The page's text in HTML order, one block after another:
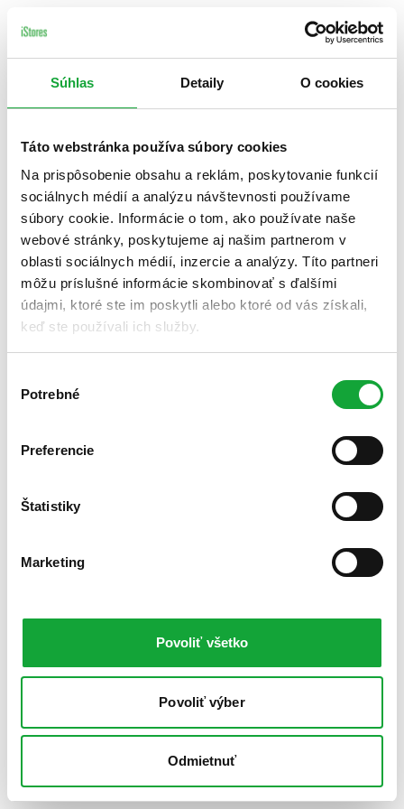
Súhlas Detaily O cookies
Táto webstránka používa súbory cookies
Na prispôsobenie obsahu a reklám, poskytovanie funkcií
sociálnych médií a analýzu návštevnosti používame
súbory cookie. Informácie o tom, ako používate naše
webové stránky, poskytujeme aj našim partnerom v
oblasti sociálnych médií, inzercie a analýzy. Títo partneri
môžu príslušné informácie skombinovať s ďalšími
údajmi, ktoré ste im poskytli alebo ktoré od vás získali,
keď ste používali ich služby.
súhlasu
Potrebné
Preferencie
Štatistiky
Marketing
Povoliť všetko
Povoliť výber
Odmietnuť